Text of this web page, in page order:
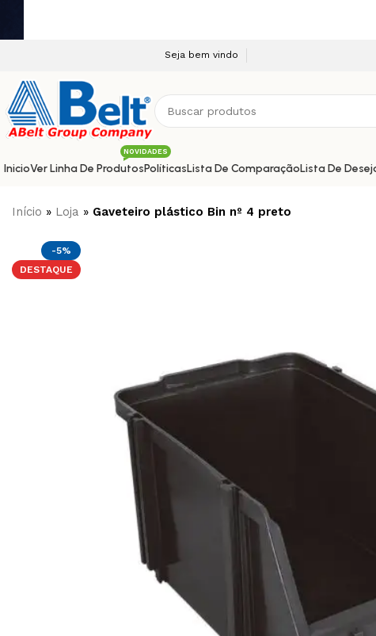
Seja bem vindo a nossa plataforma e-commerce!
InicioVer Linha De Produtos
NOVIDADES
PolíticasLista De ComparaçãoLista De
Início » Loja » Gaveteiro plástico Bin nº 4 preto
-5%
DESTAQUE